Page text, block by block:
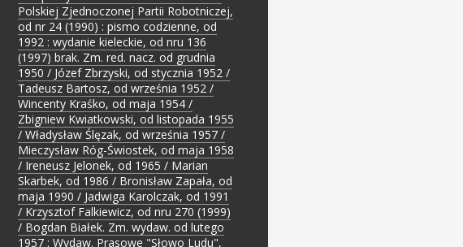
Polskiej Zjednoczonej Partii Robotniczej,
od nr 24 (1990) : pismo codzienne, od
1992 : wydanie kieleckie, od nru 136
(1997) brak. Zm. red. nacz. od grudnia
1950 / Józef Zbrzyski, od stycznia 1952 /
Tadeusz Bartosz, od września 1952 /
Wincenty Kraśko, od maja 1954 /
Zbigniew Kwiatkowski, od listopada 1955
/ Władysław Ślęzak, od września 1957 /
Mieczysław Róg-Świostek, od maja 1958
/ Ireneusz Jelonek, od 1965 / Marian
Skarbek, od 1986 / Bronisław Zapała, od
maja 1990 / Jadwiga Karolczak, od 1991
/ Krzysztof Falkiewicz, od nru 270 (1999)
/ Bogdan Białek. Zm. wydaw. od lutego
1957 : Wydaw. Prasowe "Słowo Ludu",